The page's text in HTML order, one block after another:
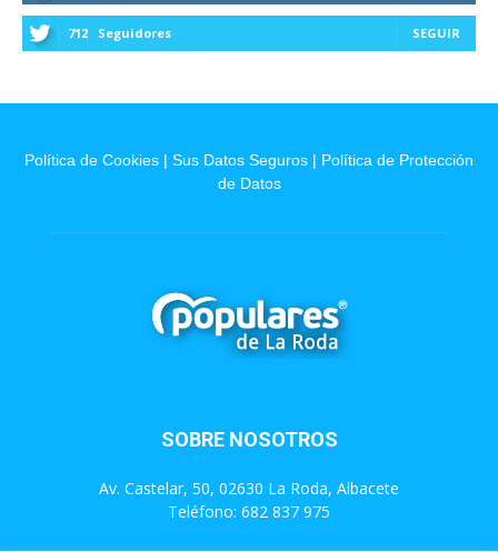
712 Seguidores SEGUIR
Política de Cookies | Sus Datos Seguros | Política de Protección
de Datos
SOBRE NOSOTROS
Av. Castelar, 50, 02630 La Roda, Albacete
Teléfono: 682 837 975